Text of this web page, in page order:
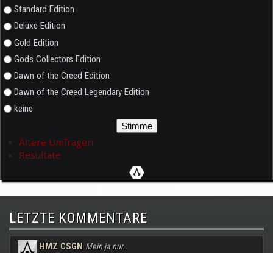
Auswahlmöglichkeiten
Standard Edition
Deluxe Edition
Gold Edition
Gods Collectors Edition
Dawn of the Creed Edition
Dawn of the Creed Legendary Edition
keine
Ältere Umfragen
Resultate
LETZTE KOMMENTARE
HMZ CSGN Mein ja nur..